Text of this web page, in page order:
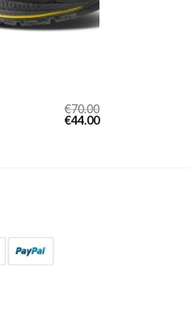
€70.00
€44.00